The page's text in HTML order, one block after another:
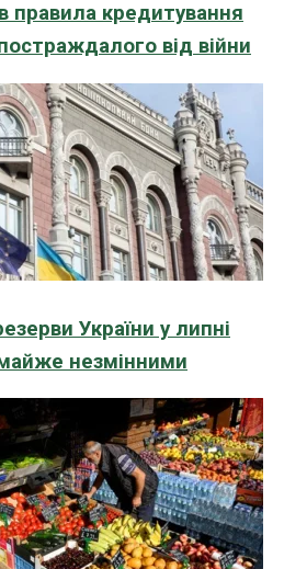
правила кредитування
від війни
України у липні
незмінними